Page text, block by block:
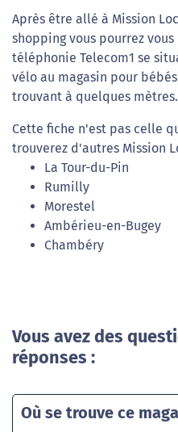
Après être allé à Mission
shopping vous pourrez
téléphonie Telecom1 se
vélo au magasin pour
trouvant à quelques mètres.
Cette fiche n'est pas celle
trouverez d'autres Mission
La Tour-du-Pin
Rumilly
Morestel
Ambérieu-en-Bugey
Chambéry
Vous avez des
réponses :
Où se trouve ce